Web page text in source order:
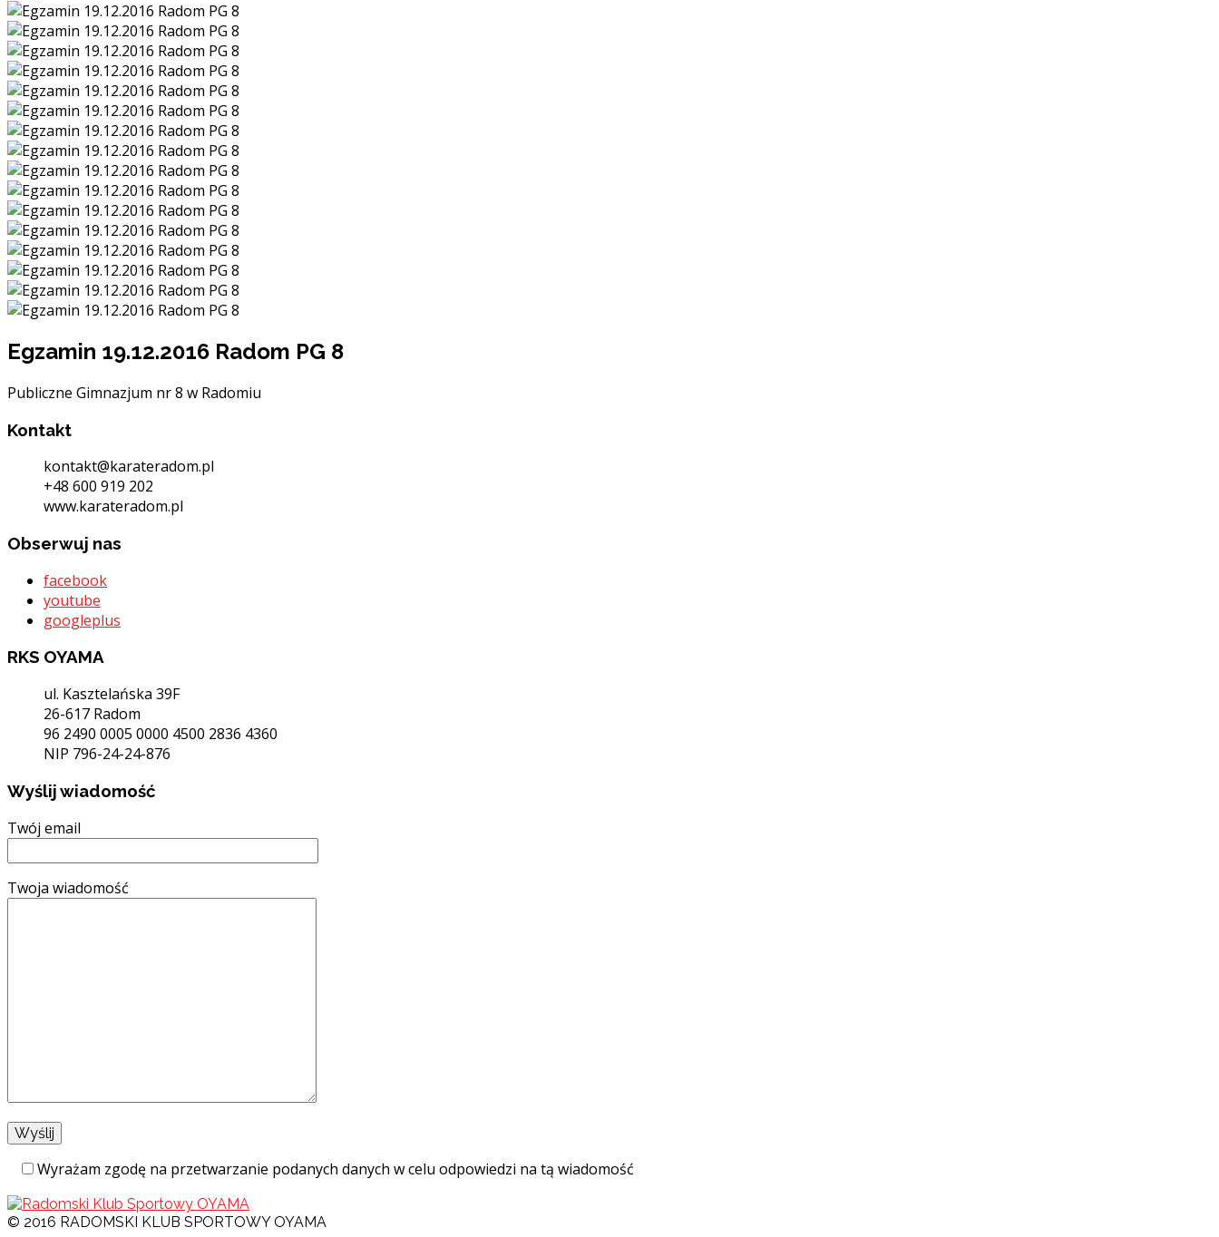
Egzamin 19.12.2016 Radom PG 8
Publiczne Gimnazjum nr 8 w Radomiu
Kontakt
kontakt@karateradom.pl
+48 600 919 202
www.karateradom.pl
Obserwuj nas
facebook
youtube
googleplus
RKS OYAMA
ul. Kasztelańska 39F
26-617 Radom
96 2490 0005 0000 4500 2836 4360
NIP 796-24-24-876
Wyślij wiadomość
Twój email
Twoja wiadomość
Wyrażam zgodę na przetwarzanie podanych danych w celu odpowiedzi na tą wiadomość
© 2016 RADOMSKI KLUB SPORTOWY OYAMA